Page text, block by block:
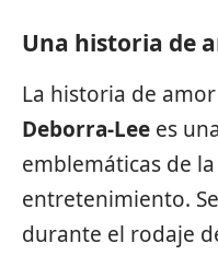
Una historia de
La historia de
Deborra-Lee es
emblemáticas de
entretenimiento.
durante el rodaje